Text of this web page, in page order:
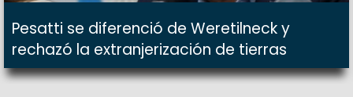
Pesatti se diferenció de Weretilneck y
rechazó la extranjerización de tierras